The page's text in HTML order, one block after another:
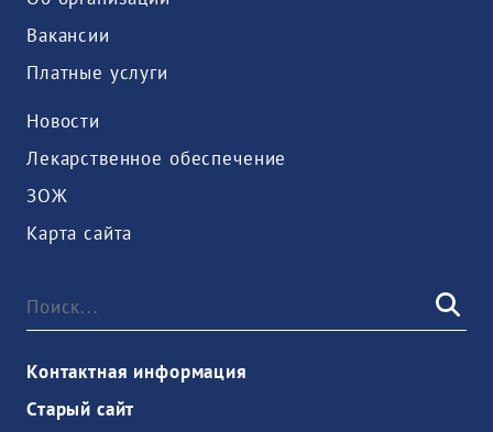
Вакансии
Платные услуги
Новости
Лекарственное обеспечение
ЗОЖ
Карта сайта
Контактная информация
Старый сайт